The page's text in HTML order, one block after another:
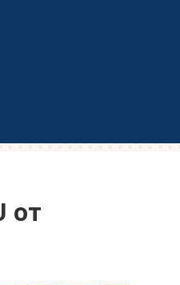
от